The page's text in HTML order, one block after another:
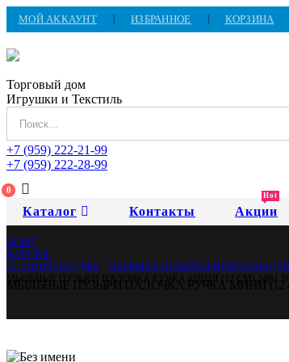
МОЙ АККАУНТ ИЗБРАННОЕ КОРЗИНА
Торговый дом
Игрушки и Текстиль
+7 (959) 222-21-99
+7 (959) 222-28-99
0
Каталог Контакты Акции
Hot
HOME
КАТАЛОГ
12. СПОРТ И ОТДЫХ
МЫЛЬНЫЕ ПУЗЫРИ И ИНВЕНТАРЬ